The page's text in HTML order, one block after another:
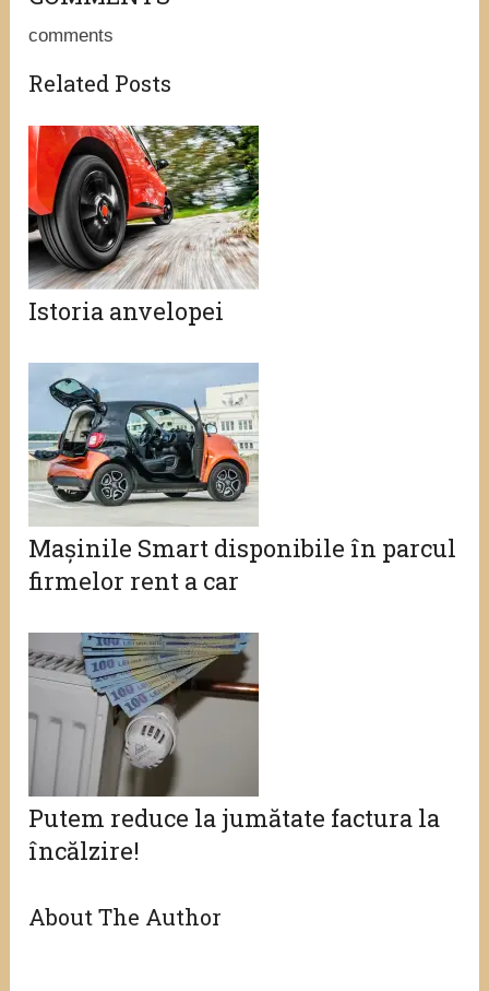
comments
Related Posts
Istoria anvelopei
Mașinile Smart disponibile în parcul
firmelor rent a car
Putem reduce la jumătate factura la
încălzire!
About The Author